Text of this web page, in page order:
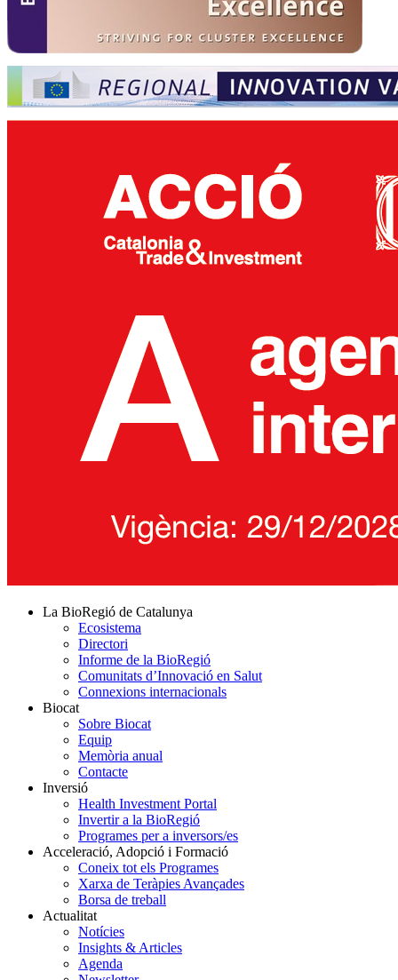
La BioRegió de Catalunya
Ecosistema
Directori
Informe de la BioRegió
Comunitats d’Innovació en Salut
Connexions internacionals
Biocat
Sobre Biocat
Equip
Memòria anual
Contacte
Inversió
Health Investment Portal
Invertir a la BioRegió
Programes per a inversors/es
Acceleració, Adopció i Formació
Coneix tot els Programes
Xarxa de Teràpies Avançades
Borsa de treball
Actualitat
Notícies
Insights & Articles
Agenda